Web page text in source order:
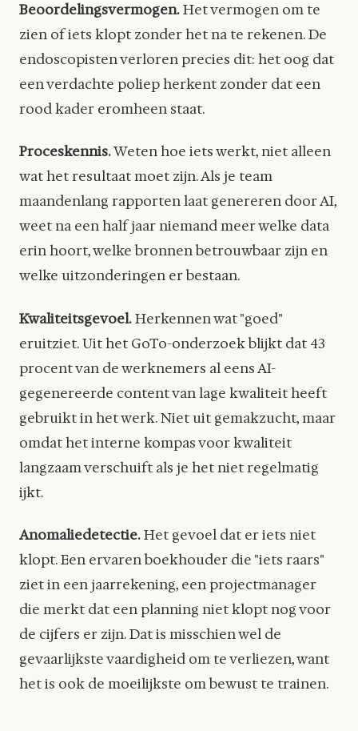
Beoordelingsvermogen.Het vermogen om te
zien of iets klopt zonder het na te rekenen. De
endoscopisten verloren precies dit: het oog dat
een verdachte poliep herkent zonder dat een
rood kader eromheen staat.
Proceskennis.Weten hoe iets werkt, niet alleen
wat het resultaat moet zijn. Als je team
maandenlang rapporten laat genereren door AI,
weet na een half jaar niemand meer welke data
erin hoort, welke bronnen betrouwbaar zijn en
welke uitzonderingen er bestaan.
Kwaliteitsgevoel.Herkennen wat "goed"
eruitziet. Uit het GoTo-onderzoek blijkt dat 43
procent van de werknemers al eens AI-
gegenereerde content van lage kwaliteit heeft
gebruikt in het werk. Niet uit gemakzucht, maar
omdat het interne kompas voor kwaliteit
langzaam verschuift als je het niet regelmatig
ijkt.
Anomaliedetectie.Het gevoel dat er iets niet
klopt. Een ervaren boekhouder die "iets raars"
ziet in een jaarrekening, een projectmanager
die merkt dat een planning niet klopt nog voor
de cijfers er zijn. Dat is misschien wel de
gevaarlijkste vaardigheid om te verliezen, want
het is ook de moeilijkste om bewust te trainen.